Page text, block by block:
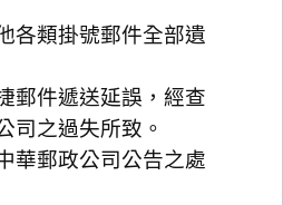
各類掛號郵件全部遺
郵件遞送延誤，經查
司之過失所致。
華郵政公司公告之處